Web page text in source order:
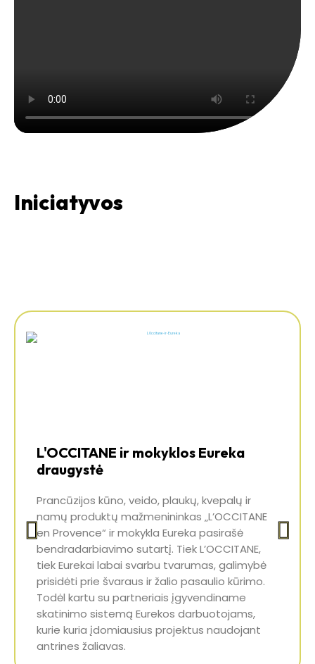
Iniciatyvos
L'OCCITANE ir mokyklos Eureka
draugystė
Prancūzijos kūno, veido, plaukų, kvepalų ir
namų produktų mažmenininkas „L’OCCITANE
en Provence“ ir mokykla Eureka pasirašė
bendradarbiavimo sutartį. Tiek L’OCCITANE,
tiek Eurekai labai svarbu tvarumas, galimybė
prisidėti prie švaraus ir žalio pasaulio kūrimo.
Todėl kartu su partneriais įgyvendiname
skatinimo sistemą Eurekos darbuotojams,
kurie kuria įdomiausius projektus naudojant
antrines žaliavas.